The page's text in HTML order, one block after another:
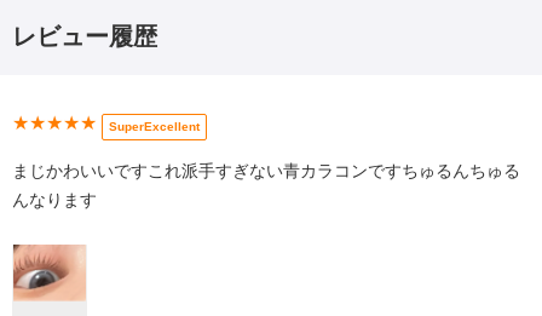
レビュー履歴
★★★★★ SuperExcellent
まじかわいいですこれ派手すぎない青カラコンですちゅるんちゅる
んなります